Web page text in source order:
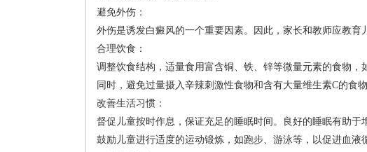
避免外伤：
外伤是诱发白癜风的一个重要因素。因此，家长和教师应教育
合理饮食：
调整饮食结构，适量食用富含铜、铁、锌等微量元素的食物
同时，避免过量摄入辛辣刺激性食物和含有大量维生素C的食
改善生活习惯：
督促儿童按时作息，保证充足的睡眠时间。良好的睡眠有助于
鼓励儿童进行适度的运动锻炼，如跑步、游泳等，以促进血液